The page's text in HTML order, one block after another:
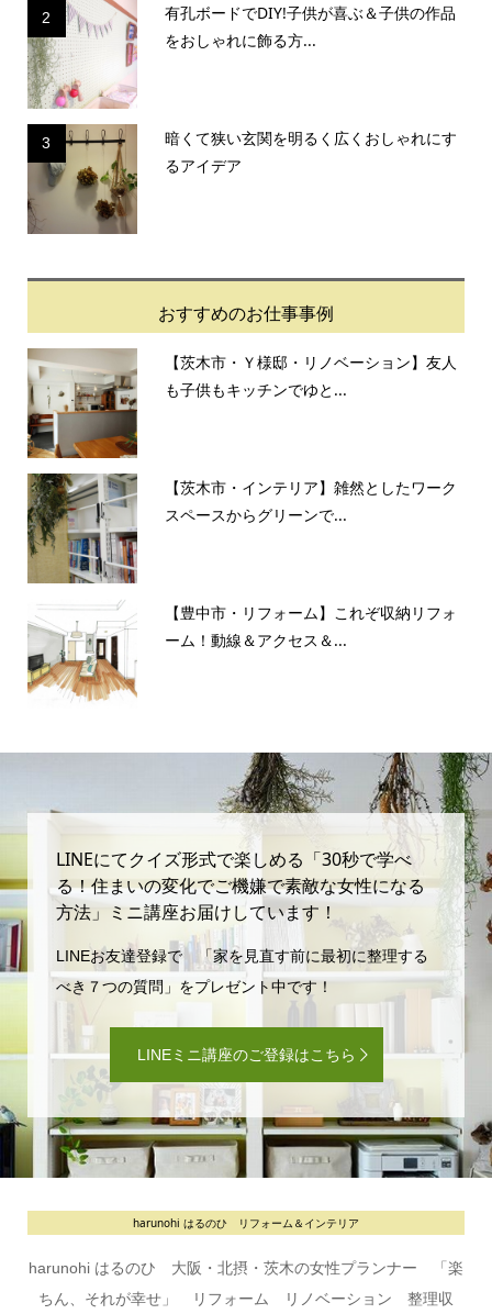
2
有孔ボードでDIY!子供が喜ぶ＆子供の作品
をおしゃれに飾る方...
3
暗くて狭い玄関を明るく広くおしゃれにす
るアイデア
おすすめのお仕事事例
【茨木市・Ｙ様邸・リノベーション】友人
も子供もキッチンでゆと...
【茨木市・インテリア】雑然としたワーク
スペースからグリーンで...
【豊中市・リフォーム】これぞ収納リフォ
ーム！動線＆アクセス＆...
LINEにてクイズ形式で楽しめる「30秒で学べ
る！住まいの変化でご機嫌で素敵な女性になる
方法」ミニ講座お届けしています！
LINEお友達登録で 「家を見直す前に最初に整理する
べき７つの質問」をプレゼント中です！
LINEミニ講座のご登録はこちら
harunohi はるのひ リフォーム＆インテリア
harunohi はるのひ 大阪・北摂・茨木の女性プランナー 「楽
ちん、それが幸せ」 リフォーム リノベーション 整理収